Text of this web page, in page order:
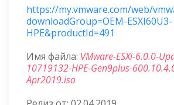
https://my.vmware.com/web/
downloadGroup=OEM-ESXI60U3-
HPE&productId=491
Имя файла: VMware-ESXi-6.0.0-
10719132-HPE-Gen9plus-
Apr2019.iso